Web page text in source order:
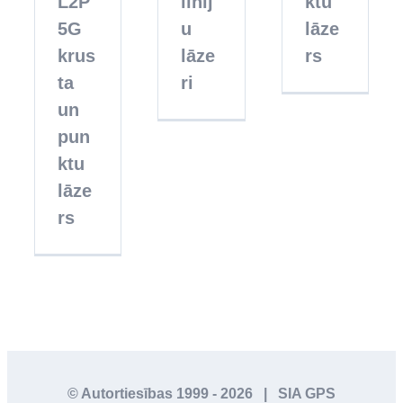
5G
krus
ta
un
pun
ktu
lāze
rs
u
lāze
ri
lāze
rs
© Autortiesības 1999 - 2026 | SIA GPS